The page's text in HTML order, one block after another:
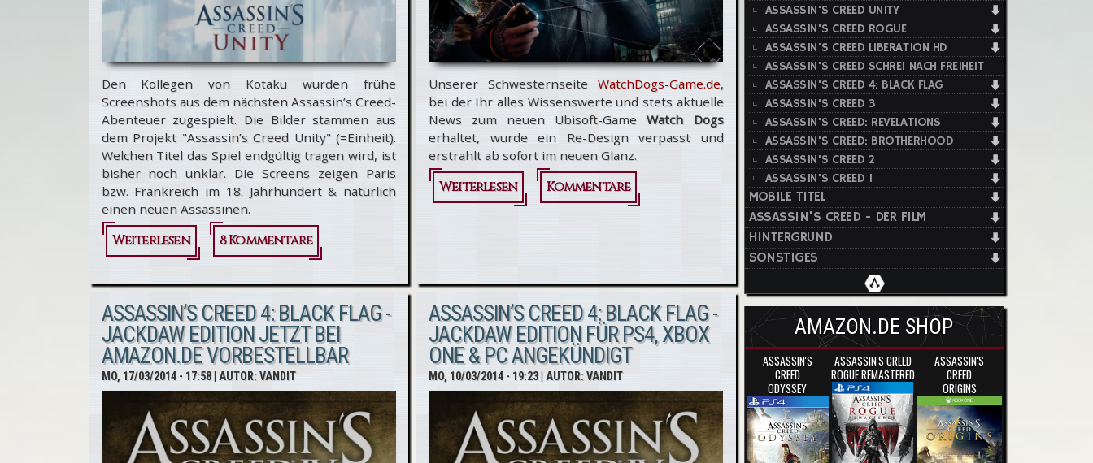
Den Kollegen von Kotaku wurden frühe
Screenshots aus dem nächsten Assassin’s Creed-
Abenteuer zugespielt. Die Bilder stammen aus
dem Projekt "Assassin’s Creed Unity" (=Einheit).
Welchen Titel das Spiel endgültig tragen wird, ist
bisher noch unklar. Die Screens zeigen Paris
bzw. Frankreich im 18. Jahrhundert & natürlich
einen neuen Assassinen.
Weiterlesen
über
Erste Unity-
Screenshots
geleaked!
8 Kommentare
Unserer Schwesternseite WatchDogs-Game.de,
bei der Ihr alles Wissenswerte und stets aktuelle
News zum neuen Ubisoft-GameWatch Dogs
erhaltet, wurde ein Re-Design verpasst und
erstrahlt ab sofort im neuen Glanz.
Weiterlesen
über Re-
Kommentare
ASSASSIN’S CREED 4: BLACK FLAG -
JACKDAW EDITION JETZT BEI
AMAZON.DE VORBESTELLBAR
MO, 17/03/2014 - 17:58| AUTOR:VANDIT
ASSASSIN’S CREED 4: BLACK FLAG -
JACKDAW EDITION FÜR PS4, XBOX
ONE & PC ANGEKÜNDIGT
MO, 10/03/2014 - 19:23| AUTOR:VANDIT
ASSASSIN'S CREED UNITY
ASSASSIN'S CREED ROGUE
ASSASSIN'S CREED LIBERATION HD
ASSASSIN'S CREED SCHREI NACH FREIHEIT
ASSASSIN'S CREED 4: BLACK FLAG
ASSASSIN'S CREED 3
ASSASSIN'S CREED: REVELATIONS
ASSASSIN'S CREED: BROTHERHOOD
ASSASSIN'S CREED 2
ASSASSIN'S CREED 1
MOBILE TITEL
ASSASSIN'S CREED - DER FILM
HINTERGRUND
SONSTIGES
AMAZON.DE SHOP
ASSASSIN'S
CREED
ODYSSEY
ASSASSIN'S CREED
ROGUE REMASTERED
ASSASSIN'S
CREED
ORIGINS